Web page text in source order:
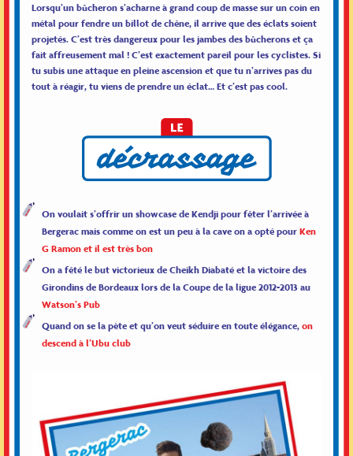
Lorsqu’un bûcheron s’acharne à grand coup de masse sur un coin en
métal pour fendre un billot de chêne, il arrive que des éclats soient
projetés. C’est très dangereux pour les jambes des bûcherons et ça
fait affreusement mal ! C’est exactement pareil pour les cyclistes. Si
tu subis une attaque en pleine ascension et que tu n’arrives pas du
tout à réagir, tu viens de prendre un éclat… Et c’est pas cool.
On voulait s’offrir un showcase de Kendji pour fêter l’arrivée à
Bergerac mais comme on est un peu à la cave on a opté pourKen
G Ramon et il est très bon
On a fêté le but victorieux de Cheikh Diabaté et la victoire des
Girondins de Bordeaux lors de la Coupe de la ligue 2012-2013 au
Watson’s Pub
Quand on se la pète et qu’on veut séduire en toute élégance,on
descend à l’Ubu club